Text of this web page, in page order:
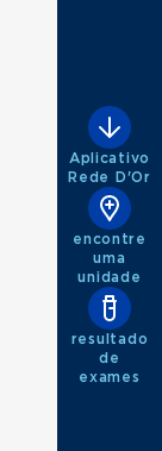
Aplicativo
Rede D'Or
encontre
uma
unidade
resultado
de
exames